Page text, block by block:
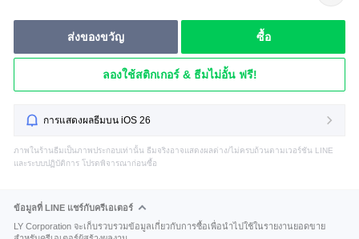
ส่งของขวัญ ซื้อ
ลองใช้สติกเกอร์ & ธีมไม่อั้น ฟรี!
การแสดงผลธีมบน iOS 26
ภาพในร้านธีมเป็นภาพประกอบเท่านั้น ธีมจริงอาจแสดงผลต่าง/ไม่ครบถ้วนตามเวอร์ชัน LINE
และระบบปฏิบัติการ โปรดพิจารณาก่อนซื้อ
ข้อมูลที่ LINE แชร์กับครีเอเตอร์
LY Corporation จะเก็บรวบรวมข้อมูลเกี่ยวกับการซื้อเพื่อนำไปใช้ในรายงานยอดขาย